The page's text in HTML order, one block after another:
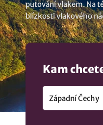
putování vlakem. Na
blízkosti vlakového
Kam